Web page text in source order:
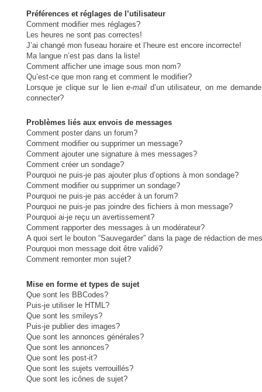
Préférences et réglages de l’utilisateur
Comment modifier mes réglages?
Les heures ne sont pas correctes!
J’ai changé mon fuseau horaire et l’heure est encore incorrecte!
Ma langue n’est pas dans la liste!
Comment afficher une image sous mon nom?
Qu’est-ce que mon rang et comment le modifier?
Lorsque je clique sur le liene-mail d’un utilisateur, on me
connecter?
Problèmes liés aux envois de messages
Comment poster dans un forum?
Comment modifier ou supprimer un message?
Comment ajouter une signature à mes messages?
Comment créer un sondage?
Pourquoi ne puis-je pas ajouter plus d’options à mon sondage?
Comment modifier ou supprimer un sondage?
Pourquoi ne puis-je pas accéder à un forum?
Pourquoi ne puis-je pas joindre des fichiers à mon message?
Pourquoi ai-je reçu un avertissement?
Comment rapporter des messages à un modérateur?
A quoi sert le bouton “Sauvegarder” dans la page de rédaction de
Pourquoi mon message doit être validé?
Comment remonter mon sujet?
Mise en forme et types de sujet
Que sont les BBCodes?
Puis-je utiliser le HTML?
Que sont les smileys?
Puis-je publier des images?
Que sont les annonces générales?
Que sont les annonces?
Que sont les post-it?
Que sont les sujets verrouillés?
Que sont les icônes de sujet?